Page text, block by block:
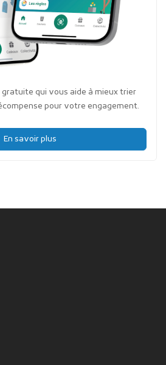
qui vous aide à mieux trier
pour votre engagement.
En savoir plus